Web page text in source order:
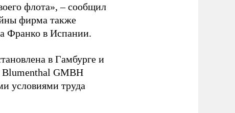
флота», – сообщил
фирма также
Франко в Испании.
в Гамбурге и
Blumenthal GMBH
условиями труда